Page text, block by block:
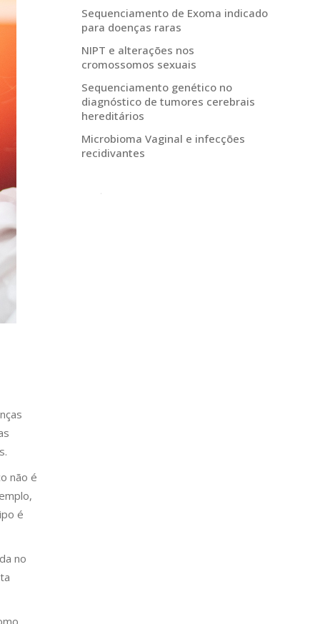
não é
é
no
Sequenciamento de Exoma indicado
para doenças raras
NIPT e alterações nos
cromossomos sexuais
Sequenciamento genético no
diagnóstico de tumores cerebrais
hereditários
Microbioma Vaginal e infecções
recidivantes